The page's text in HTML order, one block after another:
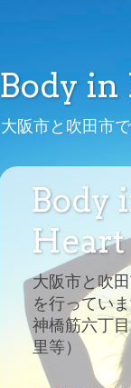
Body in
大阪市と吹田市
Body
Heart
大阪市と吹
を行ってい
神橋筋六丁
里等）